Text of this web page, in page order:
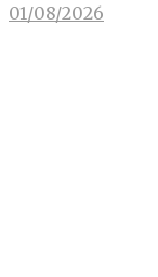
01/08/2026